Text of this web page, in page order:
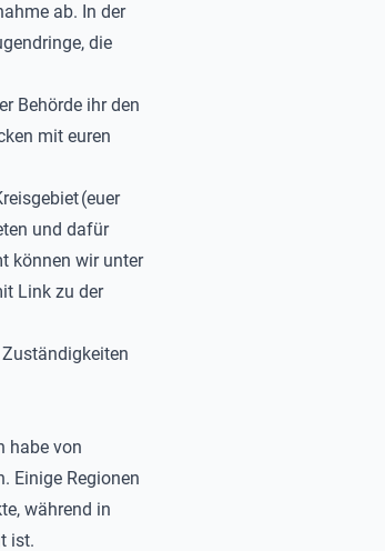
ab. In der
, die
Behörde ihr den
mit euren
(euer
und dafür
können wir unter
Link zu der
habe von
. Einige Regionen
während in
ist.